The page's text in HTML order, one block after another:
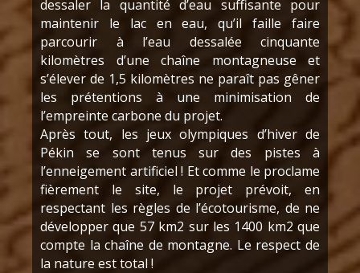
dessaler la quantité d’eau suffisante pour
maintenir le lac en eau, qu’il faille faire
parcourir à l’eau dessalée cinquante
kilomètres d’une chaîne montagneuse et
s’élever de 1,5 kilomètres ne paraît pas gêner
les prétentions à une minimisation de
l’empreinte carbone du projet.
Après tout, les jeux olympiques d’hiver de
Pékin se sont tenus sur des pistes à
l’enneigement artificiel ! Et comme le proclame
fièrement le site, le projet prévoit, en
respectant les règles de l’écotourisme, de ne
développer que 57 km2 sur les 1400 km2 que
compte la chaîne de montagne. Le respect de
la nature est total !